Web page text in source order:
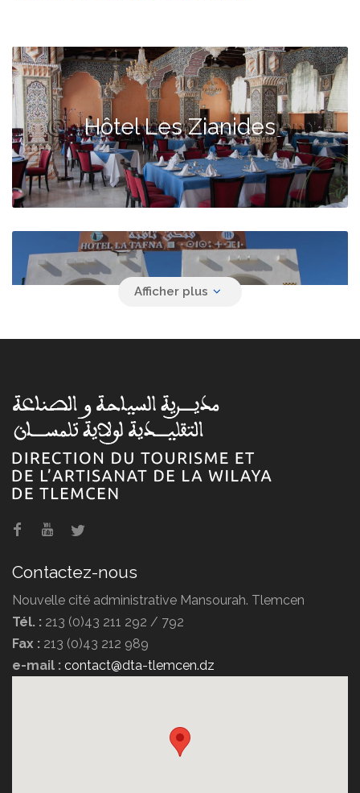
Hôtel Les Zianides
Hammam Boughrara
Hôtel Erriad
Contactez-nous
Nouvelle cité administrative Mansourah. Tlemcen
Tél. : 213 (0)43 211 292 / 792
Fax : 213 (0)43 212 989
e-mail : contact@dta-tlemcen.dz